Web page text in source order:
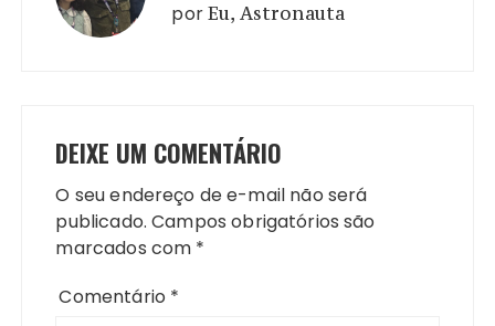
porEu, Astronauta
DEIXE UM COMENTÁRIO
O seu endereço de e-mail não será
publicado. Campos obrigatórios são
marcados com *
Comentário *